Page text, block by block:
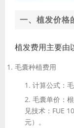
一、植发价格
植发费用主要由
毛囊种植费用
计算公式 ：
毛囊单价 ：
见技术：FUE
元）。